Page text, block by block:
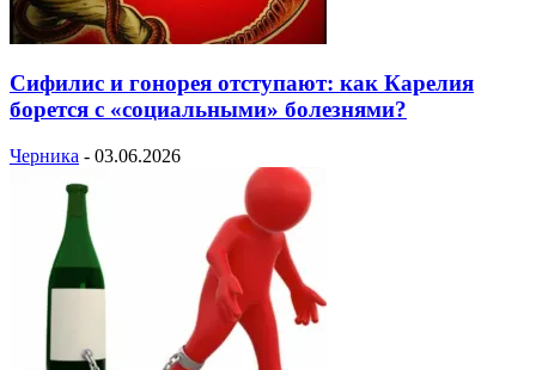
Сифилис и гонорея отступают: как Карелия
борется с «социальными» болезнями?
Черника - 03.06.2026